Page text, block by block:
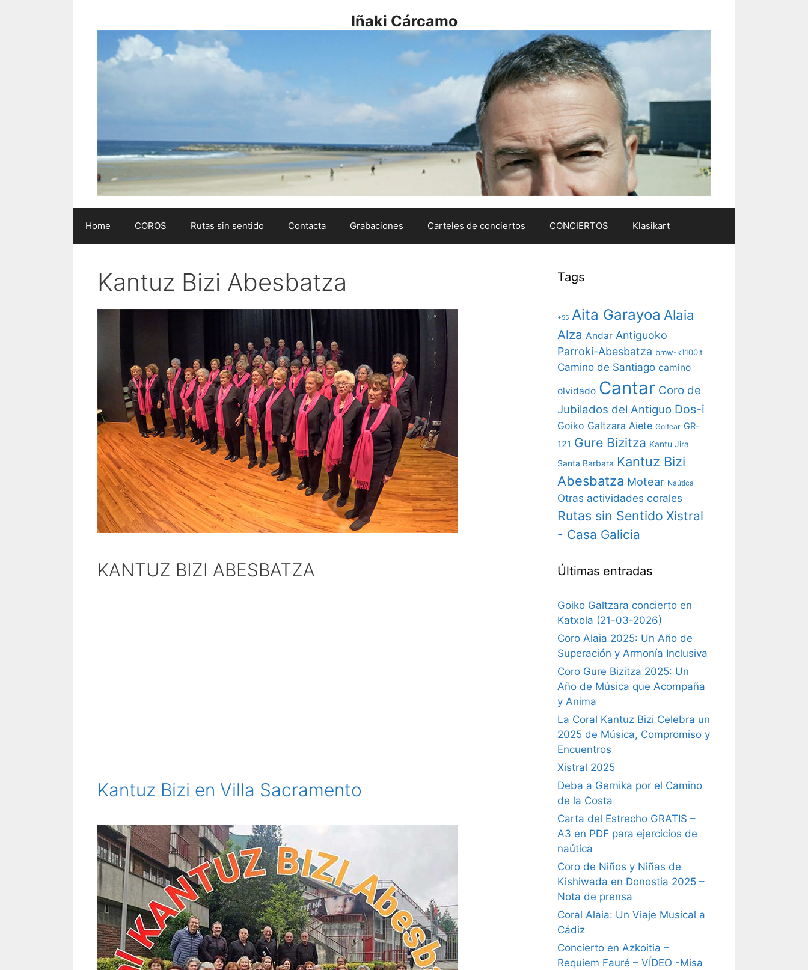
Iñaki Cárcamo
Home COROS Rutas sin sentido Contacta Grabaciones Carteles de conciertos CONCIERTOS Klasikart
Kantuz Bizi Abesbatza
KANTUZ BIZI ABESBATZA
Kantuz Bizi en Villa Sacramento
Tags
+55 Aita Garayoa Alaia
Alza Andar Antiguoko
Parroki-Abesbatza bmw-k1100lt
Camino de Santiago camino
olvidado Cantar Coro de
Jubilados del Antiguo Dos-i
Goiko Galtzara Aiete Golfear GR-
121 Gure Bizitza Kantu Jira
Santa Barbara Kantuz Bizi
Abesbatza Motear Naútica
Otras actividades corales
Rutas sin Sentido Xistral
- Casa Galicia
Últimas entradas
Goiko Galtzara concierto en
Katxola (21-03-2026)
Coro Alaia 2025: Un Año de
Superación y Armonía Inclusiva
Coro Gure Bizitza 2025: Un
Año de Música que Acompaña
y Anima
La Coral Kantuz Bizi Celebra un
2025 de Música, Compromiso y
Encuentros
Xistral 2025
Deba a Gernika por el Camino
de la Costa
Carta del Estrecho GRATIS –
A3 en PDF para ejercicios de
naútica
Coro de Niños y Niñas de
Kishiwada en Donostia 2025 –
Nota de prensa
Coral Alaia: Un Viaje Musical a
Cádiz
Concierto en Azkoitia –
Requiem Fauré – VÍDEO -Misa